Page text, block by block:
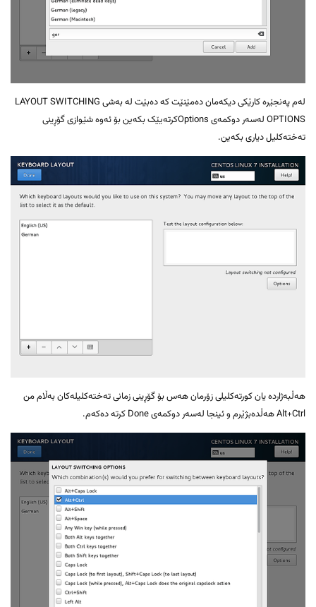
لەم پەنجێرە کارێکی دیکەمان دەمێنێت کە دەبێت لە بەشی LAYOUT SWITCHING
OPTIONS لەسەر دوکمەی Optionsکرتەیێک بکەین بۆ ئەوە شێوازی گۆڕینی
تەختەکلیل دیاری بکەین.
هەڵبەژاردە یان کورتەکلیلی زۆرمان هەس بۆ گۆڕینی زمانی تەختەکلیلەکان بەڵام من
Alt+Ctrl هەڵدەبژێرم و ئینجا لەسەر دوکمەی Done کرتە دەکەم.